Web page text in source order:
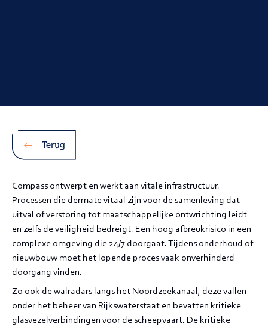
Terug
Compass ontwerpt en werkt aan vitale infrastructuur.
Processen die dermate vitaal zijn voor de samenleving dat
uitval of verstoring tot maatschappelijke ontwrichting leidt
en zelfs de veiligheid bedreigt. Een hoog afbreukrisico in een
complexe omgeving die 24/7 doorgaat. Tijdens onderhoud of
nieuwbouw moet het lopende proces vaak onverhinderd
doorgang vinden.
Zo ook de walradars langs het Noordzeekanaal, deze vallen
onder het beheer van Rijkswaterstaat en bevatten kritieke
glasvezelverbindingen voor de scheepvaart. De kritieke